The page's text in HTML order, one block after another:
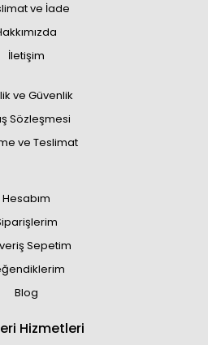
ve İade
İletişim
ve Güvenlik
Sözleşmesi
ve Teslimat
Hesabım
Sepetim
Blog
Hizmetleri